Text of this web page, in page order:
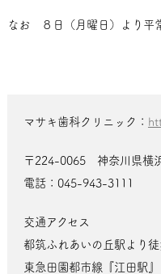
なお ８日（月曜日）より平
マサキ歯科クリニック：
〒224-0065 神奈川県横
電話：045-943-3111
交通アクセス
都筑ふれあいの丘駅より
東急田園都市線『江田駅